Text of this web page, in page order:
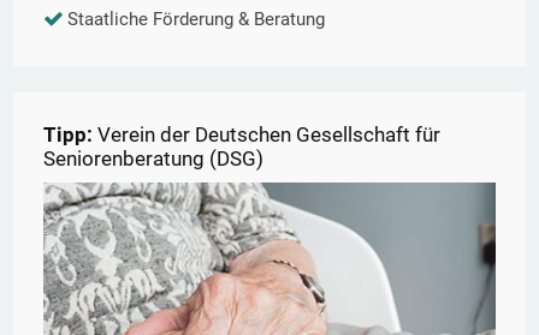
Staatliche Förderung & Beratung
Tipp: Verein der Deutschen Gesellschaft für
Seniorenberatung (DSG)